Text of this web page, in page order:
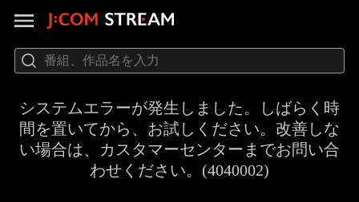
システムエラーが発生しました。しばらく時
間を置いてから、お試しください。改善しな
い場合は、カスタマーセンターまでお問い合
わせください。(4040002)